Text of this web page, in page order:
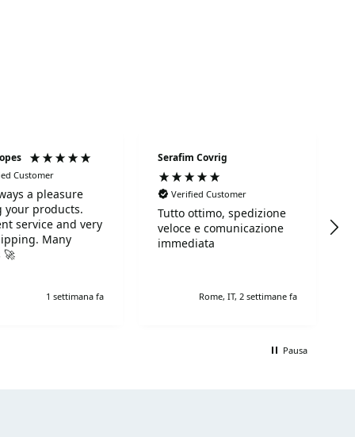
Customer
a pleasure
your products.
service and very
Many
🚀
1 settimana fa
Serafim Covrig
Verified Customer
Tutto ottimo, spedizione
veloce e comunicazione
immediata
Rome, IT, 2 settimane fa
Pausa